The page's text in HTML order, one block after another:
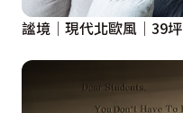
謐境│現代北歐風│39坪